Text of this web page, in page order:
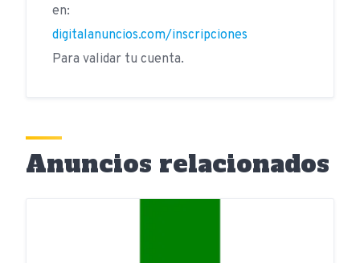
en:
digitalanuncios.com/inscripciones
Para validar tu cuenta.
Anuncios relacionados